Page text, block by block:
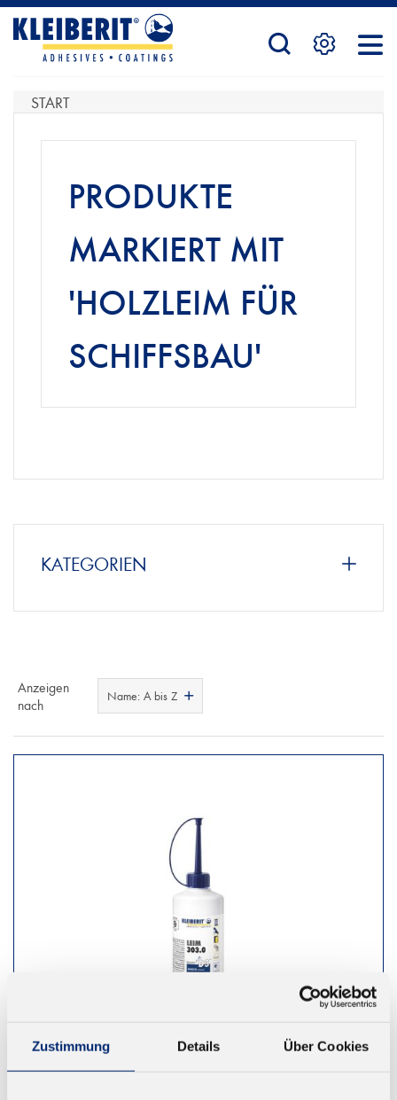
Zustimmung Details Über Cookies
STARTSEITE
PRODUKTE
START
PRODUKTE
MARKIERT MIT
'HOLZLEIM FÜR
SCHIFFSBAU'
KATEGORIEN
Anzeigen
nach
Name: A bis Z